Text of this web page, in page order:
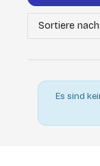
Sortiere nach:
Es sind